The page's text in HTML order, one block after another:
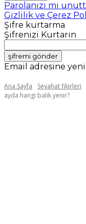
Parolanızı mı
Gizlilik ve Çerez
Şifre kurtarma
Şifrenizi Kurtarın
Email adresine
Ana Sayfa Seyahat fikirleri
ayda hangi balık yenir?